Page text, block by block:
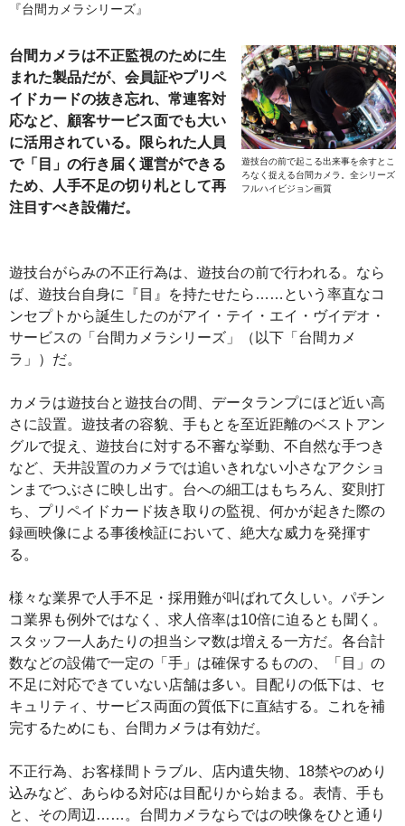
『台間カメラシリーズ』
遊技台の前で起こる出来事を余すとこ
ろなく捉える台間カメラ。全シリーズ
フルハイビジョン画質
台間カメラは不正監視のために生
まれた製品だが、会員証やプリペ
イドカードの抜き忘れ、常連客対
応など、顧客サービス面でも大い
に活用されている。限られた人員
で「目」の行き届く運営ができる
ため、人手不足の切り札として再
注目すべき設備だ。
遊技台がらみの不正行為は、遊技台の前で行われる。なら
ば、遊技台自身に『目』を持たせたら……という率直なコ
ンセプトから誕生したのがアイ・テイ・エイ・ヴイデオ・
サービスの「台間カメラシリーズ」（以下「台間カメ
ラ」）だ。
カメラは遊技台と遊技台の間、データランプにほど近い高
さに設置。遊技者の容貌、手もとを至近距離のベストアン
グルで捉え、遊技台に対する不審な挙動、不自然な手つき
など、天井設置のカメラでは追いきれない小さなアクショ
ンまでつぶさに映し出す。台への細工はもちろん、変則打
ち、プリペイドカード抜き取りの監視、何かが起きた際の
録画映像による事後検証において、絶大な威力を発揮す
る。
様々な業界で人手不足・採用難が叫ばれて久しい。パチン
コ業界も例外ではなく、求人倍率は10倍に迫るとも聞く。
スタッフ一人あたりの担当シマ数は増える一方だ。各台計
数などの設備で一定の「手」は確保するものの、「目」の
不足に対応できていない店舗は多い。目配りの低下は、セ
キュリティ、サービス両面の質低下に直結する。これを補
完するためにも、台間カメラは有効だ。
不正行為、お客様間トラブル、店内遺失物、18禁やのめり
込みなど、あらゆる対応は目配りから始まる。表情、手も
と、その周辺……。台間カメラならではの映像をひと通り